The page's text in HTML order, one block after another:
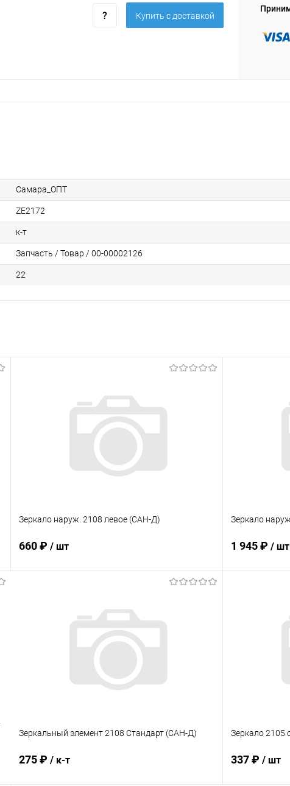
Купить c доставкой
Самара_ОПТ
ZE2172
к-т
Запчасть / Товар / 00-00002126
22
Зеркало наруж. 2108 левое (САН-Д)
660 ₽ / шт
Купить в 1 клик Сравнение
В наличии
Зеркало
1 945 ₽ / шт
Купить в 1
Зеркальный элемент 2108 Стандарт (САН-Д)
275 ₽ / к-т
Зеркало 2105
337 ₽ / шт